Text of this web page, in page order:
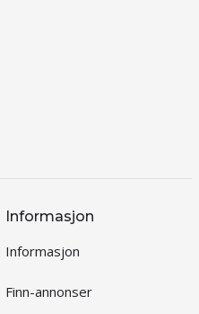
Informasjon
Informasjon
Finn-annonser